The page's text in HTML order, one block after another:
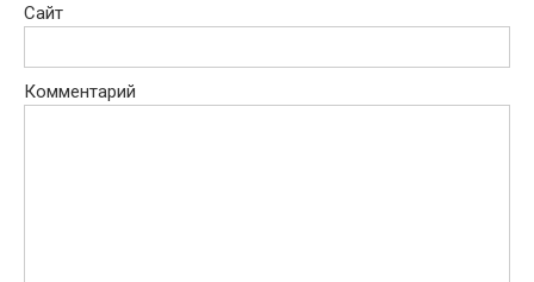
Сайт
Комментарий